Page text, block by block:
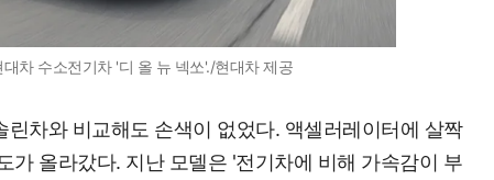
대차 수소전기차 '디 올 뉴 넥쏘'./현대차 제공
린차와 비교해도 손색이 없었다. 액셀러레이터에 살짝
가 올라갔다. 지난 모델은 '전기차에 비해 가속감이 부